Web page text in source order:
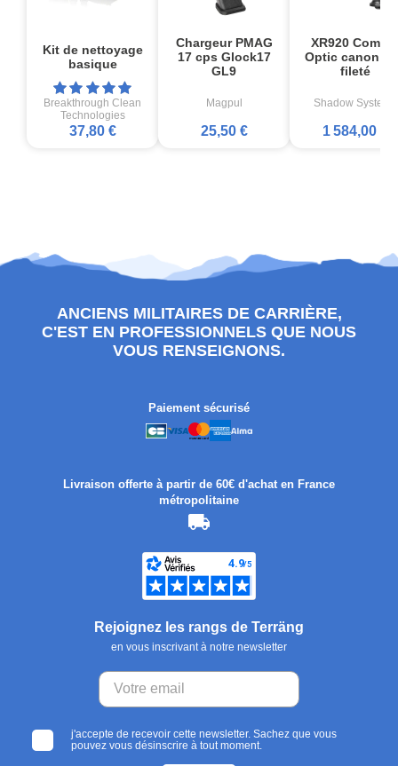
Kit de nettoyage
basique
Breakthrough Clean
Technologies
37,80 €
Chargeur PMAG
17 cps Glock17
GL9
Magpul
25,50 €
XR920
Optic canon
fileté
Shadow Systems
1 584,00 €
ANCIENS MILITAIRES DE CARRIÈRE,
C'EST EN PROFESSIONNELS QUE NOUS
VOUS RENSEIGNONS.
Paiement sécurisé
Livraison offerte à partir de 60€ d'achat en France
métropolitaine
Rejoignez les rangs de Terräng
en vous inscrivant à notre newsletter
j'accepte de recevoir cette newsletter. Sachez que vous
pouvez vous désinscrire à tout moment.